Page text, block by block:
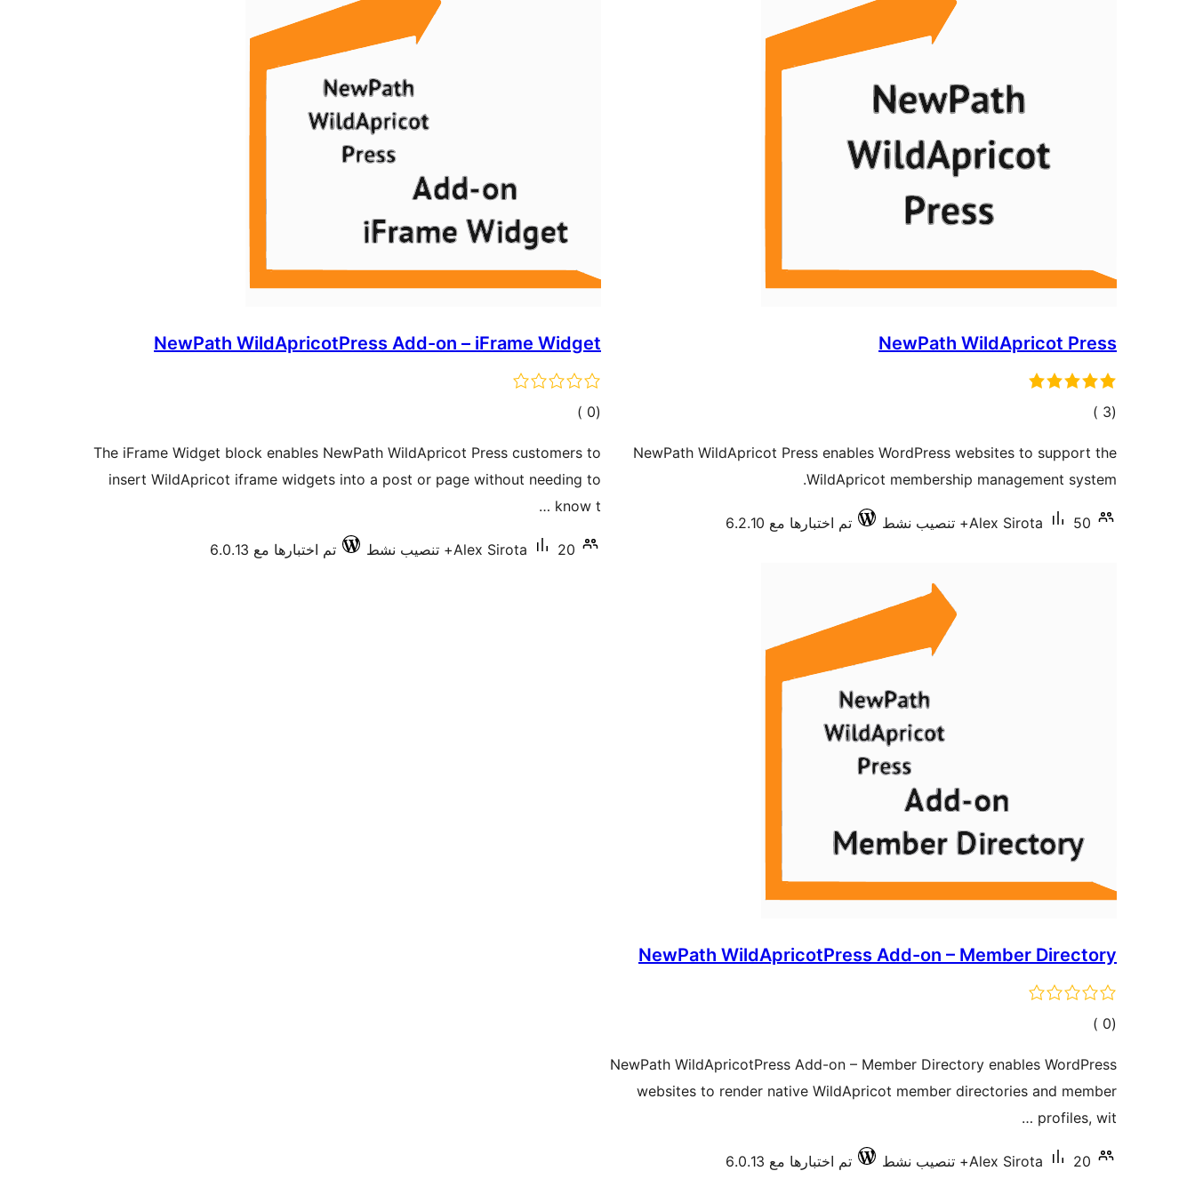
NewPath WildApricot Press
(3
إجمالي)
NewPath WildApricot Press enables WordPress websites to support the
WildApricot membership management system.
Alex Sirota 50+ تنصيب نشط تم اختبارها مع 6.2.10
NewPath WildApricotPress Add-on – iFrame Widget
(0
إجمالي)
The iFrame Widget block enables NewPath WildApricot Press customers to
insert WildApricot iframe widgets into a post or page without needing to
know t …
Alex Sirota 20+ تنصيب نشط تم اختبارها مع 6.0.13
NewPath WildApricotPress Add-on – Member Directory
(0
إجمالي)
NewPath WildApricotPress Add-on – Member Directory enables WordPress
websites to render native WildApricot member directories and member
profiles, wit …
Alex Sirota 20+ تنصيب نشط تم اختبارها مع 6.0.13